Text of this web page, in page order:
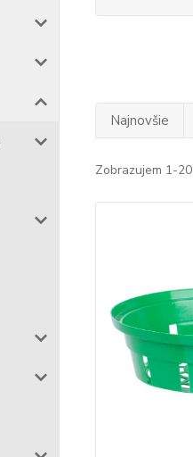
Najnovšie
Zobrazujem 1-